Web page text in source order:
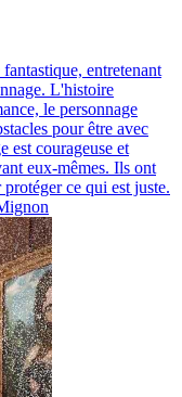
entretenant
L'histoire
le personnage
pour être avec
est courageuse et
eux-mêmes. Ils ont
ce qui est juste.